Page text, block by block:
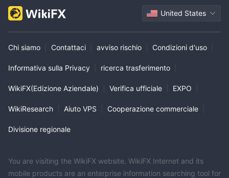
United States
Chi siamo Contattaci avviso rischio Condizioni d'uso
Informativa sulla Privacy ricerca trasferimento
WikiFX(Edizione Aziendale) Verifica ufficiale EXPO
WikiResearch Aiuto VPS Cooperazione commerciale
Divisione regionale
You are visiting the WikiFX website. WikiFX Internet and its
mobile products are an enterprise information searching tool for